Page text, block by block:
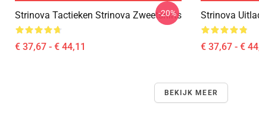
Strinova Tactieken Strinova Zweetshirts
€ 37,67 - € 44,11
-20% Strinova
€ 37,67 - €
BEKIJK MEER